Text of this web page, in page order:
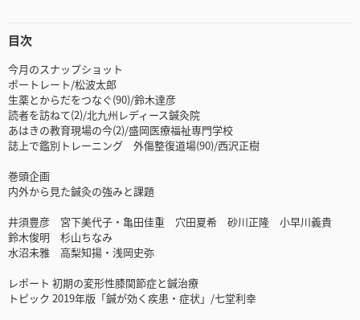
目次
今月のスナップショット
ポートレート/松波太郎
生薬とからだをつなぐ(90)/鈴木達彦
読者を訪ねて(2)/北九州レディース鍼灸院
あはきの教育現場の今(2)/盛岡医療福祉専門学校
誌上で鑑別トレーニング 外傷整復道場(90)/西沢正樹
巻頭企画
内外から見た鍼灸の強みと課題
井須豊彦 宮下美代子・亀田佳重 穴田夏希 砂川正隆 小早川義貴
鈴木俊明 杉山ちなみ
水沼未雅 高梨知揚・浅岡史弥
レポート 初期の変形性膝関節症と鍼治療
トピック 2019年版「鍼が効く疾患・症状」/七堂利幸